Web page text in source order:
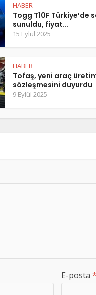
HABER
Togg T10F Türkiye’de
sunuldu, fiyat...
15 Eylül 2025
HABER
Tofaş, yeni araç
sözleşmesini duyurdu
9 Eylül 2025
E-posta